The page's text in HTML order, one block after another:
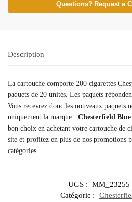
Questions? Request a
Description
La cartouche comporte 200 cigarettes
paquets de 20 unités. Les paquets
Vous recevrez donc les nouveaux paquets
uniquement la marque : Chesterfield Blue
bon choix en achetant votre cartouche de
site et profitez en plus de nos promotions
catégories.
UGS :
MM_23255
Catégorie :